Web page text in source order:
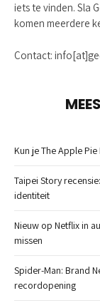
iets te vinden. Sla
komen meerdere
Contact:
Kun je The Apple
Taipei Story
identiteit
Nieuw op Netflix in
missen
Spider-Man: Brand
recordopening